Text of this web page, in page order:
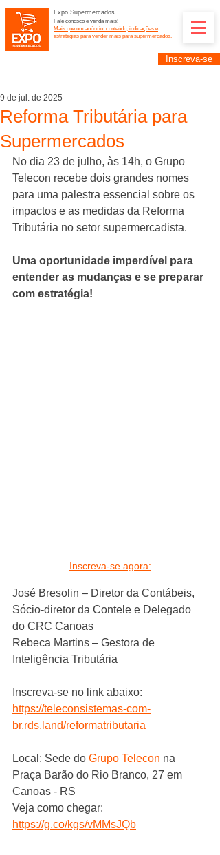
Expo Supermercados
Fale conosco e venda mais!
Mais que um anúncio: conteúdo, indicações e
estratégias para vender mais para supermercados.
Inscreva-se
Reforma Tributária para
Supermercados
9 de jul. de 2025
No dia 23 de julho, às 14h, o Grupo
Telecon recebe dois grandes nomes
para uma palestra essencial sobre os
impactos e as medidas da Reforma
Tributária no setor supermercadista.
Uma oportunidade imperdível para
entender as mudanças e se preparar
com estratégia!
Inscreva-se agora:
José Bresolin – Diretor da Contábeis,
Sócio-diretor da Contele e Delegado
do CRC Canoas
Rebeca Martins – Gestora de
Inteligência Tributária
Inscreva-se no link abaixo:
https://teleconsistemas-com-
br.rds.land/reformatributaria
Local: Sede do Grupo Telecon na
Praça Barão do Rio Branco, 27 em
Canoas - RS
Veja como chegar:
https://g.co/kgs/vMMsJQb